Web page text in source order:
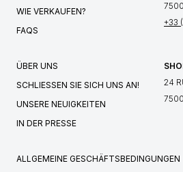
WIE VERKAUFEN?
FAQS
+33
ÜBER UNS
SCHLIESSEN SIE SICH UNS AN!
UNSERE NEUIGKEITEN
IN DER PRESSE
24
ALLGEMEINE GESCHÄFTSBEDINGUNGEN